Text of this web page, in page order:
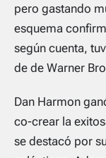
pero gastando
esquema
según cuenta,
de de Warner
Dan Harmon
co-crear la
se destacó por